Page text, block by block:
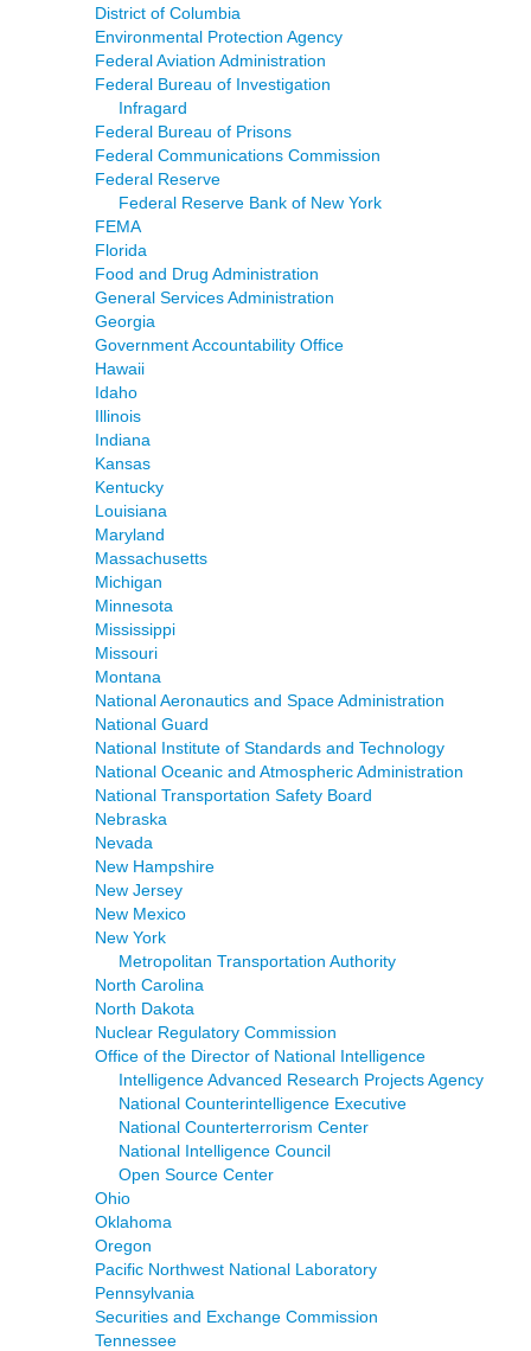
District of Columbia
Environmental Protection Agency
Federal Aviation Administration
Federal Bureau of Investigation
Infragard
Federal Bureau of Prisons
Federal Communications Commission
Federal Reserve
Federal Reserve Bank of New York
FEMA
Florida
Food and Drug Administration
General Services Administration
Georgia
Government Accountability Office
Hawaii
Idaho
Illinois
Indiana
Kansas
Kentucky
Louisiana
Maryland
Massachusetts
Michigan
Minnesota
Mississippi
Missouri
Montana
National Aeronautics and Space Administration
National Guard
National Institute of Standards and Technology
National Oceanic and Atmospheric Administration
National Transportation Safety Board
Nebraska
Nevada
New Hampshire
New Jersey
New Mexico
New York
Metropolitan Transportation Authority
North Carolina
North Dakota
Nuclear Regulatory Commission
Office of the Director of National Intelligence
Intelligence Advanced Research Projects Agency
National Counterintelligence Executive
National Counterterrorism Center
National Intelligence Council
Open Source Center
Ohio
Oklahoma
Oregon
Pacific Northwest National Laboratory
Pennsylvania
Securities and Exchange Commission
Tennessee